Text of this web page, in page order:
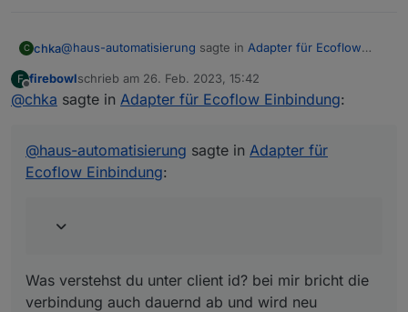
C chka@haus-automatisierung sagte in Adapter für Ecoflow
Wichtiger Hinweis: Bitte denkt euch eine eigene,
verbindung auch dauernd ab und wird neu aufgebaut.
ich habe in allen Skripten und im Adapter immer meine
eigenen userID tokens usw genommen.
F
Offline
firebowlschrieb am 26. Feb. 2023, 15:42
zuletzt editiert von
@chka sagte in Adapter für Ecoflow Einbindung:
@haus-automatisierung sagte in Adapter für
Ecoflow Einbindung:
Was verstehst du unter client id? bei mir bricht die
verbindung auch dauernd ab und wird neu